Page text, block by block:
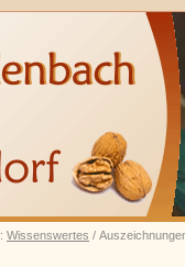
Wissenswertes /